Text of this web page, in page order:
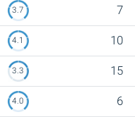
7
3.7
10
4.1
15
3.3
6
4.0